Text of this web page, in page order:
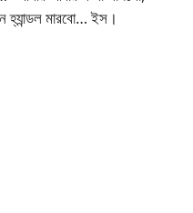
হ্যান্ডল মারবো… ইস।